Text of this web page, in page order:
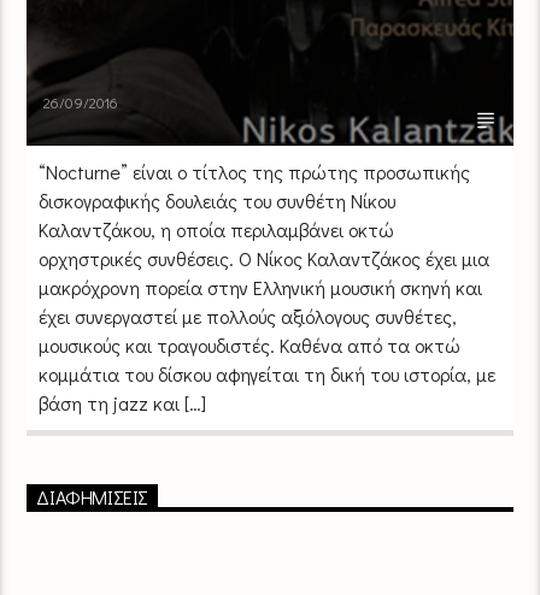
26/09/2016
“Nocturne” είναι ο τίτλος της πρώτης προσωπικής
δισκογραφικής δουλειάς του συνθέτη Νίκου
Καλαντζάκου, η οποία περιλαμβάνει οκτώ
ορχηστρικές συνθέσεις. Ο Νίκος Καλαντζάκος έχει μια
μακρόχρονη πορεία στην Ελληνική μουσική σκηνή και
έχει συνεργαστεί με πολλούς αξιόλογους συνθέτες,
μουσικούς και τραγουδιστές. Καθένα από τα οκτώ
κομμάτια του δίσκου αφηγείται τη δική του ιστορία, με
βάση τη jazz και […]
ΔΙΑΦΗΜΙΣΕΙΣ